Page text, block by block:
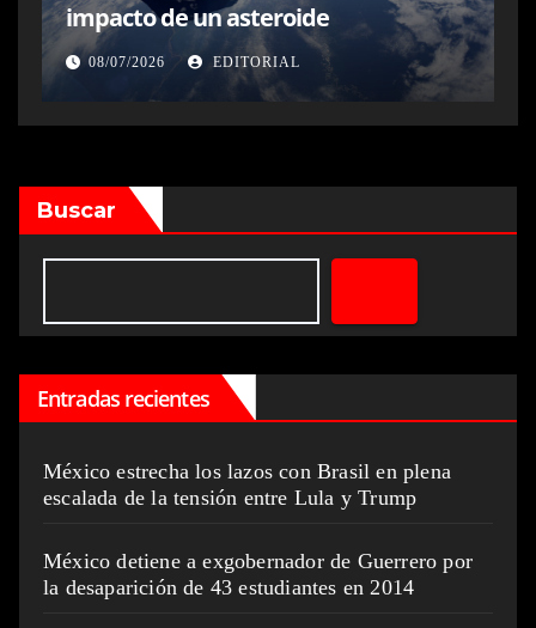
impacto de un asteroide
08/07/2026 EDITORIAL
Buscar
Entradas recientes
México estrecha los lazos con Brasil en plena
escalada de la tensión entre Lula y Trump
México detiene a exgobernador de Guerrero por
la desaparición de 43 estudiantes en 2014